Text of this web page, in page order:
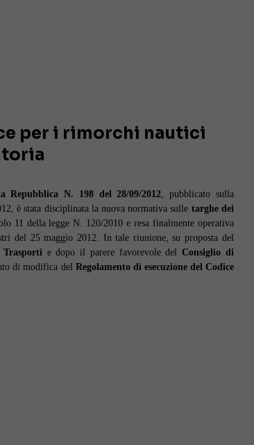
per i rimorchi nautici
Repubblica N. 198 del 28/09/2012, pubblicato sulla
è stata disciplinata la nuova normativa sulle targhe dei
11 della legge N. 120/2010 e resa finalmente operativa
del 25 maggio 2012. In tale riunione, su proposta del
e dopo il parere favorevole del Consiglio di
di modifica del Regolamento di esecuzione del Codice